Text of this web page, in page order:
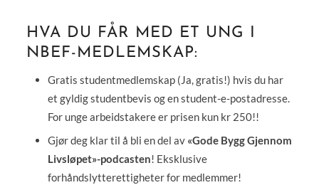
HVA DU FÅR MED ET UNG I
NBEF-MEDLEMSKAP:
Gratis studentmedlemskap (Ja, gratis!) hvis du har
et gyldig studentbevis og en student-e-postadresse.
For unge arbeidstakere er prisen kun kr 250!!
Gjør deg klar til å bli en del av «Gode Bygg Gjennom
Livsløpet»-podcasten! Eksklusive
forhåndslytterettigheter for medlemmer!